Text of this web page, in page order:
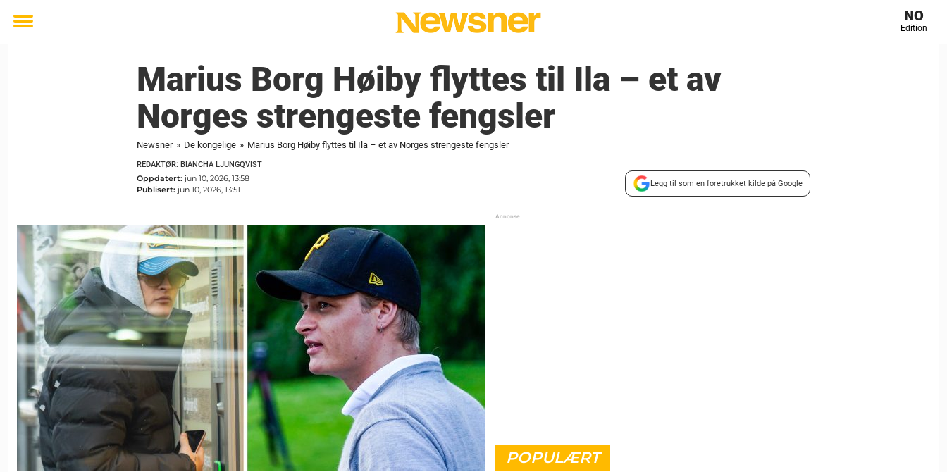
Toggle
NO
Edition
Marius Borg Høiby flyttes til Ila – et av
Norges strengeste fengsler
Newsner » De kongelige » Marius Borg Høiby flyttes til Ila – et av Norges strengeste fengsler
REDAKTØR: BIANCHA LJUNGQVIST
Oppdatert: jun 10, 2026, 13:58
Publisert: jun 10, 2026, 13:51
Legg til som en foretrukket kilde på Google
POPULÆRT